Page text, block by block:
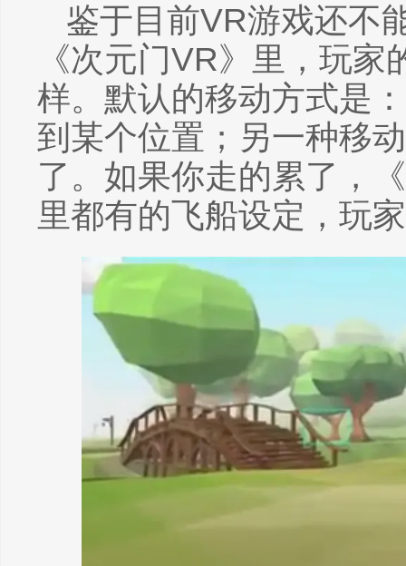
鉴于目前VR游戏还不
《次元门VR》里，玩家
样。默认的移动方式是
到某个位置；另一种移
了。如果你走的累了，
里都有的飞船设定，玩